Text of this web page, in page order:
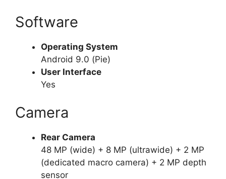
Software
Operating System
Android 9.0 (Pie)
User Interface
Yes
Camera
Rear Camera
48 MP (wide) + 8 MP (ultrawide) + 2 MP
(dedicated macro camera) + 2 MP depth
sensor